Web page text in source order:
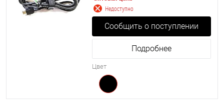
Недоступно
Сообщить о поступлении
Подробнее
Цвет